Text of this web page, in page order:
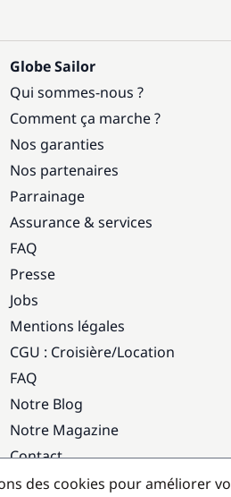
Globe Sailor
Qui sommes-nous ?
Comment ça marche ?
Nos garanties
Nos partenaires
Parrainage
Assurance & services
FAQ
Presse
Jobs
Mentions légales
CGU : Croisière/Location
FAQ
Notre Blog
Notre Magazine
Contact
des cookies pour améliorer